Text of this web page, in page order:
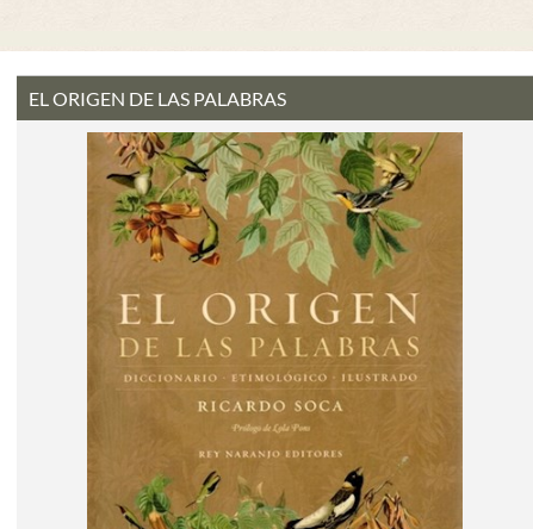
EL ORIGEN DE LAS PALABRAS